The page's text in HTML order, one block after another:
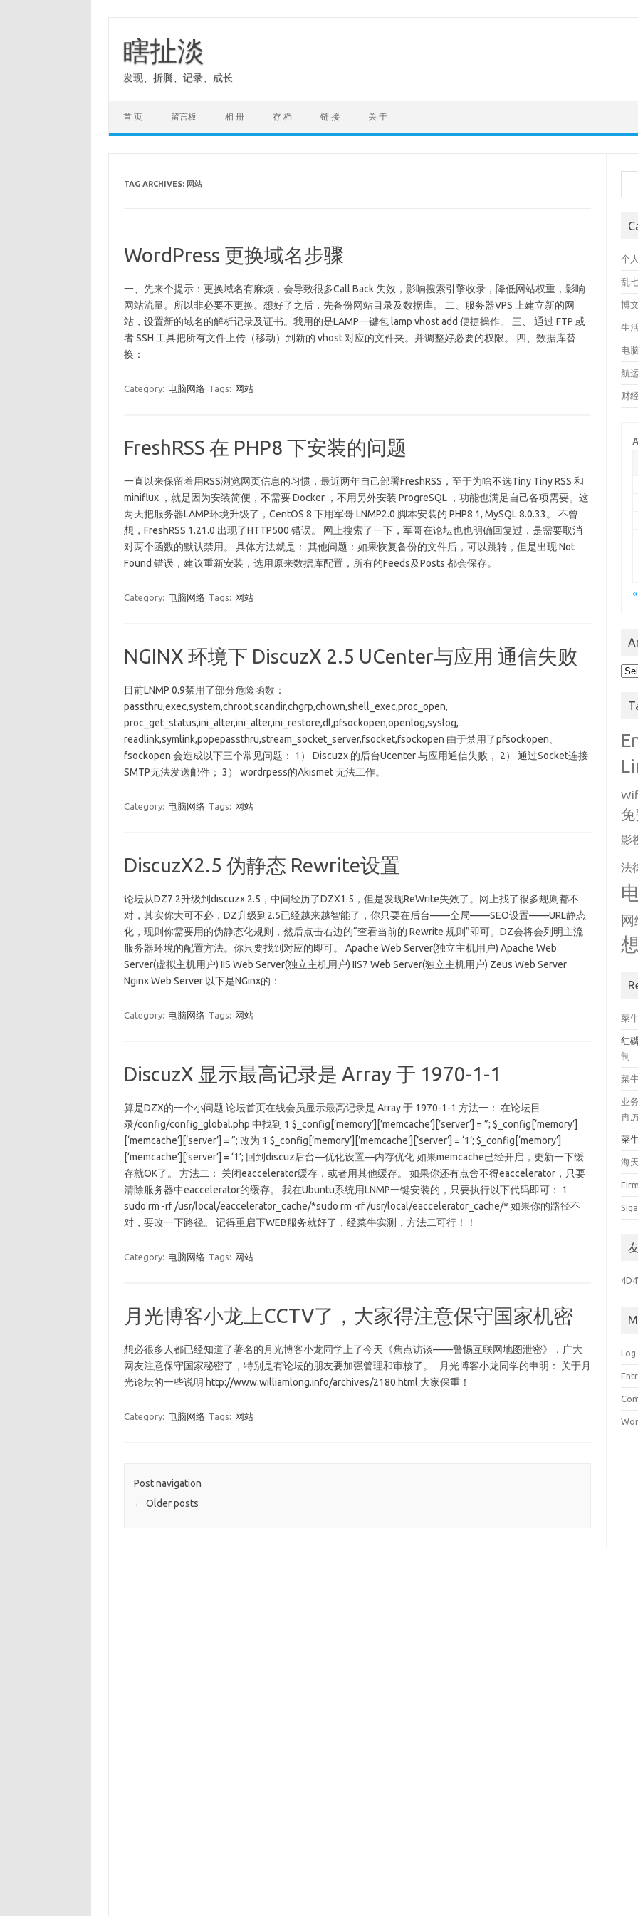
content
瞎扯淡
发现、折腾、记录、成长
首 页 留言板 相 册 存 档 链 接 关 于
TAG ARCHIVES: 网站
WordPress 更换域名步骤
一、先来个提示：更换域名有麻烦，会导致很多Call Back 失效，影响搜索引擎收录，降低网站权重，影响
网站流量。所以非必要不更换。想好了之后，先备份网站目录及数据库。 二、服务器VPS 上建立新的网
站，设置新的域名的解析记录及证书。我用的是LAMP一键包 lamp vhost add 便捷操作。 三、 通过 FTP 或
者 SSH 工具把所有文件上传（移动）到新的 vhost 对应的文件夹。并调整好必要的权限。 四、数据库替
换：
Category: 电脑网络 Tags: 网站
FreshRSS 在 PHP8 下安装的问题
一直以来保留着用RSS浏览网页信息的习惯，最近两年自己部署FreshRSS，至于为啥不选Tiny Tiny RSS 和
miniflux ，就是因为安装简便，不需要 Docker ，不用另外安装 ProgreSQL ，功能也满足自己各项需要。这
两天把服务器LAMP环境升级了，CentOS 8 下用军哥 LNMP2.0 脚本安装的 PHP8.1, MySQL 8.0.33。 不曾
想，FreshRSS 1.21.0 出现了HTTP500 错误。 网上搜索了一下，军哥在论坛也也明确回复过，是需要取消
对两个函数的默认禁用。 具体方法就是： 其他问题：如果恢复备份的文件后，可以跳转，但是出现 Not
Found 错误，建议重新安装，选用原来数据库配置，所有的Feeds及Posts 都会保存。
Category: 电脑网络 Tags: 网站
NGINX 环境下 DiscuzX 2.5 UCenter与应用 通信失败
目前LNMP 0.9禁用了部分危险函数：
passthru,exec,system,chroot,scandir,chgrp,chown,shell_exec,proc_open,
proc_get_status,ini_alter,ini_alter,ini_restore,dl,pfsockopen,openlog,syslog,
readlink,symlink,popepassthru,stream_socket_server,fsocket,fsockopen 由于禁用了pfsockopen、
fsockopen 会造成以下三个常见问题： 1） Discuzx 的后台Ucenter 与应用通信失败， 2） 通过Socket连接
SMTP无法发送邮件； 3） wordrpess的Akismet 无法工作。
Category: 电脑网络 Tags: 网站
DiscuzX2.5 伪静态 Rewrite设置
论坛从DZ7.2升级到discuzx 2.5，中间经历了DZX1.5，但是发现ReWrite失效了。网上找了很多规则都不
对，其实你大可不必，DZ升级到2.5已经越来越智能了，你只要在后台——全局——SEO设置——URL静态
化，现则你需要用的伪静态化规则，然后点击右边的“查看当前的 Rewrite 规则”即可。DZ会将会列明主流
服务器环境的配置方法。你只要找到对应的即可。 Apache Web Server(独立主机用户) Apache Web
Server(虚拟主机用户) IIS Web Server(独立主机用户) IIS7 Web Server(独立主机用户) Zeus Web Server
Nginx Web Server 以下是NGinx的：
Category: 电脑网络 Tags: 网站
DiscuzX 显示最高记录是 Array 于 1970-1-1
算是DZX的一个小问题 论坛首页在线会员显示最高记录是 Array 于 1970-1-1 方法一： 在论坛目
录/config/config_global.php 中找到 1 $_config[’memory’][’memcache’][’server’] = ”; $_config[‘memory’]
[‘memcache’][‘server’] = ”; 改为 1 $_config[’memory’][’memcache’][’server’] = ‘1’; $_config[‘memory’]
[‘memcache’][‘server’] = ‘1’; 回到discuz后台—优化设置—内存优化 如果memcache已经开启，更新一下缓
存就OK了。 方法二： 关闭eaccelerator缓存，或者用其他缓存。 如果你还有点舍不得eaccelerator，只要
清除服务器中eaccelerator的缓存。 我在Ubuntu系统用LNMP一键安装的，只要执行以下代码即可： 1
sudo rm -rf /usr/local/eaccelerator_cache/*sudo rm -rf /usr/local/eaccelerator_cache/* 如果你的路径不
对，要改一下路径。 记得重启下WEB服务就好了，经菜牛实测，方法二可行！！
Category: 电脑网络 Tags: 网站
月光博客小龙上CCTV了，大家得注意保守国家机密
想必很多人都已经知道了著名的月光博客小龙同学上了今天《焦点访谈——警惕互联网地图泄密》，广大
网友注意保守国家秘密了，特别是有论坛的朋友要加强管理和审核了。 月光博客小龙同学的申明： 关于月
光论坛的一些说明 http://www.williamlong.info/archives/2180.html 大家保重！
Category: 电脑网络 Tags: 网站
Post navigation
← Older posts
个
乱
博
生
电
航
财
影
法
菜
红
制
菜
业
再
菜
海
Log